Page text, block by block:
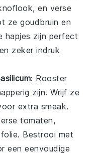
, en verse
ze goudbruin en
hapjes zijn perfect
zeker indruk
: Rooster
zijn. Wrijf ze
extra smaak.
tomaten,
. Bestrooi met
een eenvoudige